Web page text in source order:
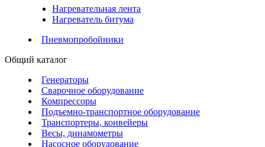
Нагревательная лента
Нагреватель битума
Пневмопробойники
Общий каталог
Генераторы
Сварочное оборудование
Компрессоры
Подъемно-транспортное оборудование
Транспортеры, конвейеры
Весы, динамометры
Насосное оборудование